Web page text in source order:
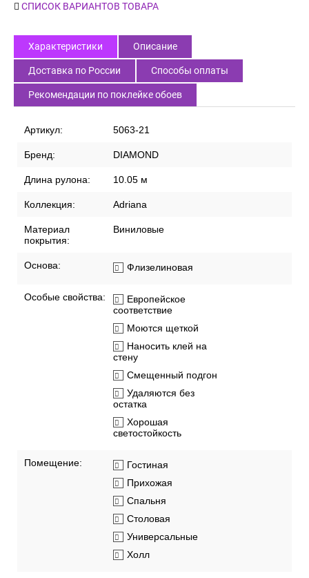
СПИСОК ВАРИАНТОВ ТОВАРА
Характеристики Описание
Доставка по России Способы оплаты
Рекомендации по поклейке обоев
Артикул: 5063-21
Бренд: DIAMOND
Длина рулона: 10.05 м
Коллекция: Adriana
Материал
покрытия:
Виниловые
Основа: Флизелиновая
Особые свойства:
Европейское
соответствие
Моются щеткой
Наносить клей на
стену
Смещенный подгон
Удаляются без
остатка
Хорошая
светостойкость
Помещение:
Гостиная
Прихожая
Спальня
Столовая
Универсальные
Холл